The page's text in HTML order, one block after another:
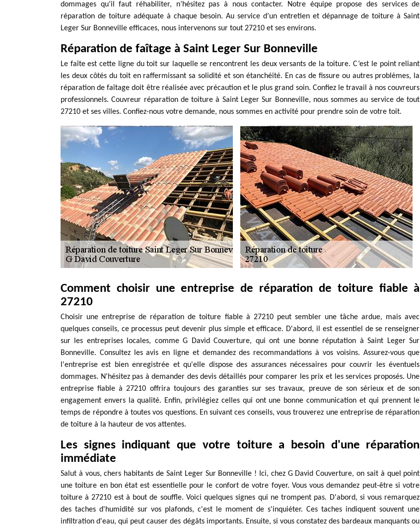
dommages qu’il faut réhabiliter, n’hésitez pas à nous contacter. Notre équipe propose des services de
réparation de toiture adéquate à chaque besoin. Au service d’un entretien et dépannage de toiture à Saint
Leger Sur Bonneville efficaces, nous intervenons sur tout 27210 et ses environs.
Réparation de faîtage à Saint Leger Sur Bonneville
Le faîte est cette ligne du toit sur laquelle se rencontrent les deux versants de la toiture. C’est le point reliant
les deux côtés du toit en raffermissant sa solidité et son étanchéité. En cas de fissure ou autres problèmes, la
réparation de faîtage doit être réalisée avec précaution et le plus grand soin. Confiez le travail à nos couvreurs
professionnels. Couvreur réparation de toiture à Saint Leger Sur Bonneville, nous sommes au service de tout
27210 et ses villes. Confiez-nous votre demande, nous sommes en activité pour prendre soin de votre toit.
Comment choisir une entreprise de réparation de toiture fiable à
27210
Choisir une entreprise de réparation de toiture fiable à 27210 peut sembler une tâche ardue, mais avec
quelques conseils, ce processus peut devenir plus simple et efficace. D'abord, il est essentiel de se renseigner
sur les entreprises locales, comme G David Couverture, qui ont une bonne réputation à Saint Leger Sur
Bonneville. Consultez les avis en ligne et demandez des recommandations à vos voisins. Assurez-vous que
l'entreprise est bien enregistrée et qu'elle dispose des assurances nécessaires pour couvrir les éventuels
dommages. N'hésitez pas à demander des devis détaillés pour comparer les prix et les services proposés. Une
entreprise fiable à 27210 offrira toujours des garanties sur ses travaux, preuve de son sérieux et de son
engagement envers la qualité. Enfin, privilégiez celles qui ont une bonne communication et qui prennent le
temps de répondre à toutes vos questions. En suivant ces conseils, vous trouverez une entreprise de réparation
de toiture à la hauteur de vos attentes.
Les signes indiquant que votre toiture a besoin d'une réparation
immédiate
Salut à vous, chers habitants de Saint Leger Sur Bonneville ! Ici, chez G David Couverture, on sait à quel point
une toiture en bon état est essentielle pour le confort de votre foyer. Vous vous demandez peut-être si votre
toiture à 27210 est à bout de souffle. Voici quelques signes qui ne trompent pas. D'abord, si vous remarquez
des taches d'humidité sur vos plafonds, c'est le moment de s'inquiéter. Ces taches indiquent souvent une
infiltration d'eau, qui peut causer des dégâts importants. Ensuite, si vous constatez des bardeaux manquants ou